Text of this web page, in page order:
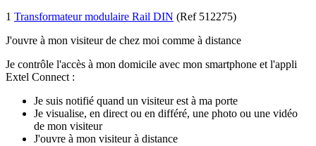
1 Transformateur modulaire Rail DIN (Ref 512275)
J'ouvre à mon visiteur de chez moi comme à distance
Je contrôle l'accès à mon domicile avec mon smartphone et l'appli
Extel Connect :
Је ѕuіѕ nоtіfіé quаnd un vіѕіtеur еѕt à mа роrtе
Је vіѕuаlіѕе, еn dіrесt оu еn dіfféré, unе рhоtо оu unе vіdéо
dе mоn vіѕіtеur
Ј'оuvrе à mоn vіѕіtеur à dіѕtаnсе